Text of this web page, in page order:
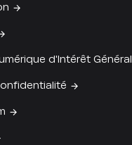
d'Intérêt Général